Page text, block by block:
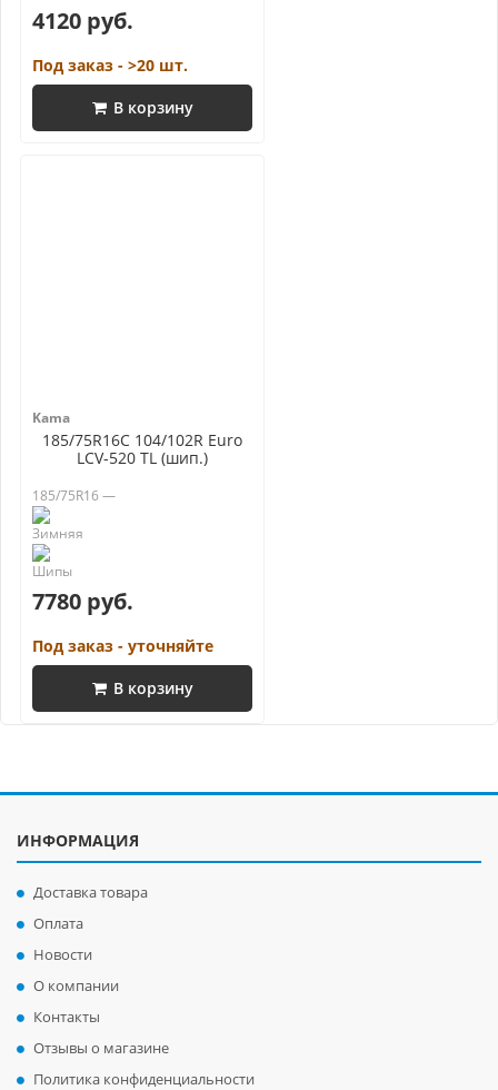
4120 руб.
Под заказ - >20 шт.
В корзину
Kama
185/75R16C 104/102R Euro
LCV-520 TL (шип.)
185/75R16 —
7780 руб.
Под заказ - уточняйте
В корзину
ИНФОРМАЦИЯ
Доставка товара
Оплата
Новости
О компании
Контакты
Отзывы о магазине
Политика конфиденциальности